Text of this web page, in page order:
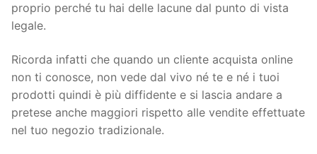
proprio perché tu hai delle lacune dal punto di vista
legale.
Ricorda infatti che quando un cliente acquista online
non ti conosce, non vede dal vivo né te e né i tuoi
prodotti quindi è più diffidente e si lascia andare a
pretese anche maggiori rispetto alle vendite effettuate
nel tuo negozio tradizionale.